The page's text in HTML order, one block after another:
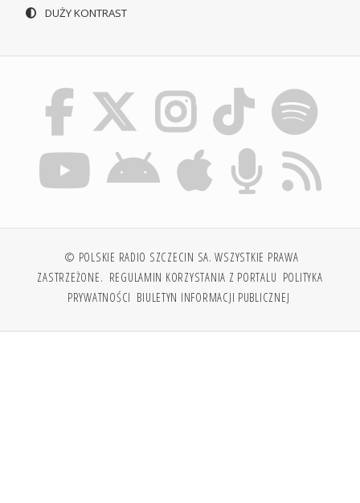
DUŻY KONTRAST
© POLSKIE RADIO SZCZECIN SA. WSZYSTKIE PRAWA
ZASTRZEŻONE. REGULAMIN KORZYSTANIA Z PORTALU POLITYKA
PRYWATNOŚCI BIULETYN INFORMACJI PUBLICZNEJ